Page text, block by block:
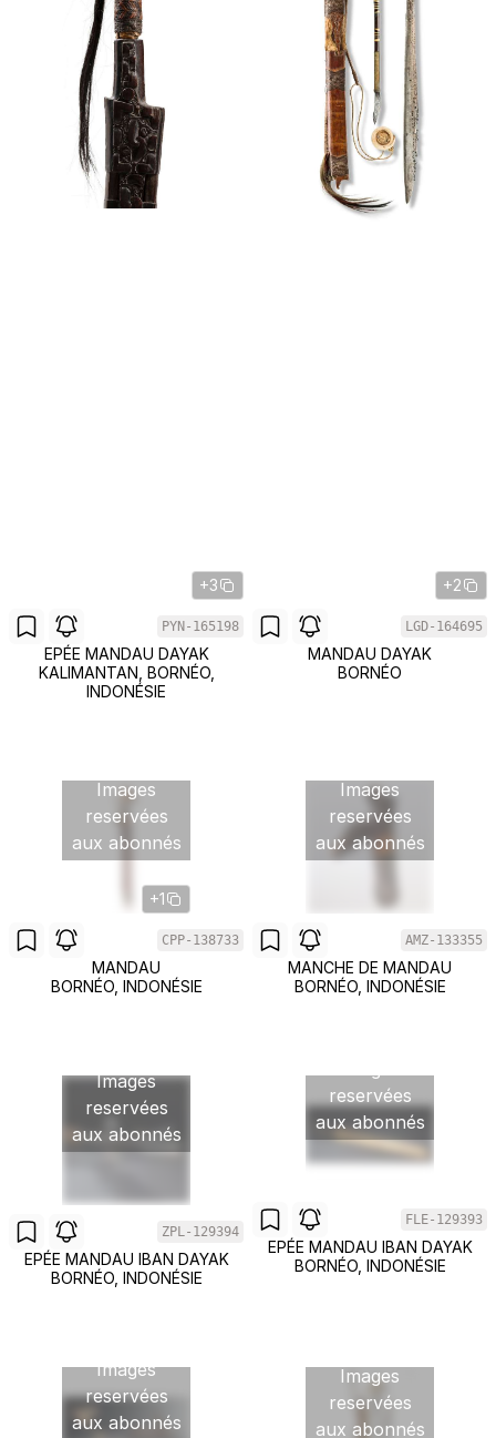
+3
PYN-165198
EPÉE MANDAU DAYAK
KALIMANTAN, BORNÉO,
INDONÉSIE
+2
LGD-164695
MANDAU DAYAK
BORNÉO
Images
reservées
aux abonnés
+1
CPP-138733
MANDAU
BORNÉO, INDONÉSIE
Images
reservées
aux abonnés
AMZ-133355
MANCHE DE MANDAU
BORNÉO, INDONÉSIE
Images
reservées
aux abonnés
ZPL-129394
EPÉE MANDAU IBAN DAYAK
BORNÉO, INDONÉSIE
reservées
aux abonnés
FLE-129393
EPÉE MANDAU IBAN DAYAK
BORNÉO, INDONÉSIE
Images
reservées
aux abonnés
Images
reservées
aux abonnés